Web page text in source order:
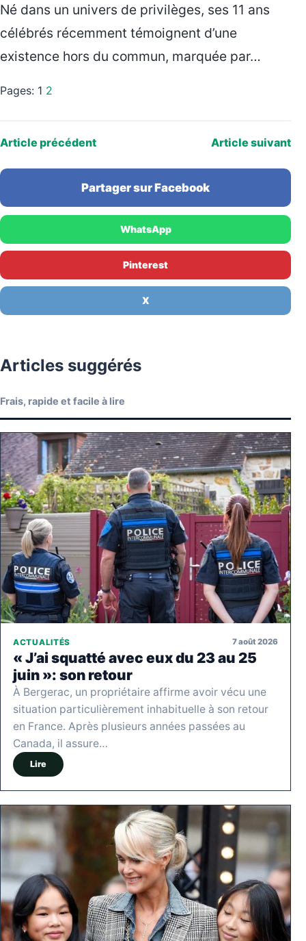
Né dans un univers de privilèges, ses 11 ans
célébrés récemment témoignent d’une
existence hors du commun, marquée par…
Pages: 1 2
Article précédent Article suivant
Partager sur Facebook
WhatsApp
Pinterest
X
Articles suggérés
Frais, rapide et facile à lire
ACTUALITÉS 7 août 2026
« J’ai squatté avec eux du 23 au 25
juin »: son retour
À Bergerac, un propriétaire affirme avoir vécu une
situation particulièrement inhabituelle à son retour
en France. Après plusieurs années passées au
Canada, il assure…
Lire